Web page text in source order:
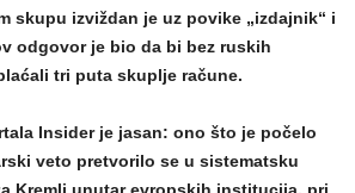
skupu izviždan je uz povike „izdajnik“ i
odgovor je bio da bi bez ruskih
tri puta skuplje račune.
Insider je jasan: ono što je počelo
veto pretvorilo se u sistematsku
Kremlj unutar evropskih institucija, pri